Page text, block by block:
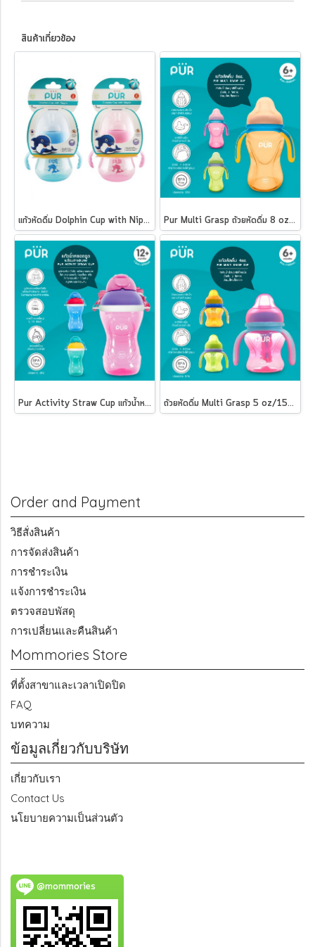
สินค้าเกี่ยวข้อง
แก้วหัดดื่ม Dolphin Cup with Nipple ขนาด 8 ออนซ์ Pur Multi Grasp ถ้วยหัดดื่ม 8 oz/250 ml
Pur Activity Straw Cup แก้วน้ำหลอดดูด พร้อมสายสะพาย ถ้วยหัดดื่ม Multi Grasp 5 oz/150 ml Pur
Order and Payment
วิธีสั่งสินค้า
การจัดส่งสินค้า
การชำระเงิน
แจ้งการชำระเงิน
ตรวจสอบพัสดุ
การเปลี่ยนและคืนสินค้า
Mommories Store
ที่ตั้งสาขาและเวลาเปิดปิด
FAQ
บทความ
ข้อมูลเกี่ยวกับบริษัท
เกี่ยวกับเรา
Contact Us
นโยบายความเป็นส่วนตัว
@mommories